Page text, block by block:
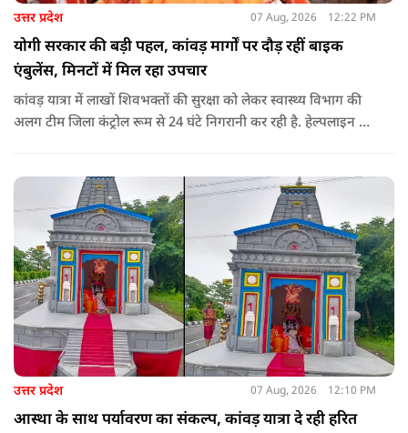
उत्तर प्रदेश 07 Aug, 2026 12:22 PM
योगी सरकार की बड़ी पहल, कांवड़ मार्गों पर दौड़ रहीं बाइक
एंबुलेंस, मिनटों में मिल रहा उपचार
कांवड़ यात्रा में लाखों शिवभक्तों की सुरक्षा को लेकर स्वास्थ्य विभाग की
अलग टीम जिला कंट्रोल रूम से 24 घंटे निगरानी कर रही है. हेल्पलाइन पर
उत्तर प्रदेश 07 Aug, 2026 12:10 PM
आस्था के साथ पर्यावरण का संकल्प, कांवड़ यात्रा दे रही हरित